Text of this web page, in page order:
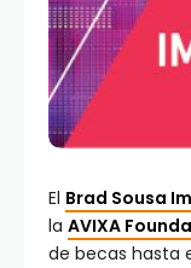
El Brad Sousa
la AVIXA
de becas hasta